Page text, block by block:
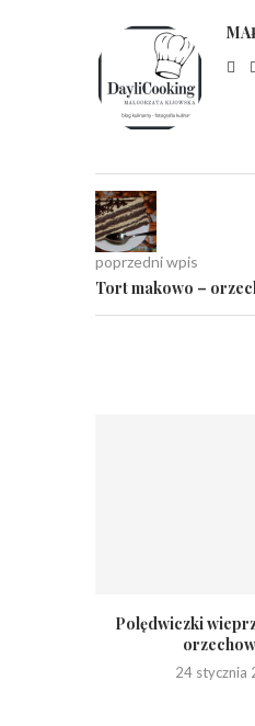
poprzedni wpis
Tort makowo –
Polędwiczki
24 stycznia